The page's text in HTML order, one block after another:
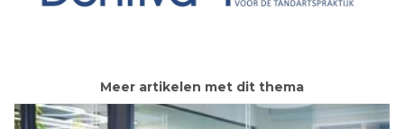
Meer artikelen met dit thema